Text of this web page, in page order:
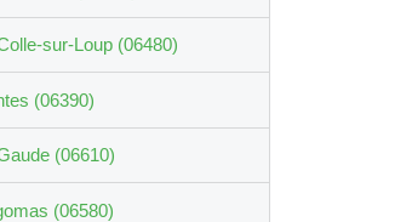
sur-Loup (06480)
(06390)
(06610)
(06580)